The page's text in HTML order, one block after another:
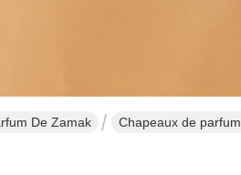
De Zamak Chapeaux de